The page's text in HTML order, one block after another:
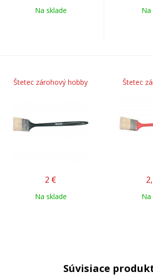
Na sklade Na
Štetec zárohový hobby
2 €
Na sklade
Štetec
Na
Súvisiace